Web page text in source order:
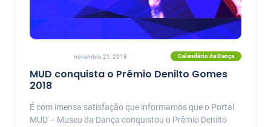
novembro 21, 2018 Calendário da Dança
MUD conquista o Prêmio Denilto Gomes
2018
É com imensa satisfação que informamos que o Portal
MUD – Museu da Dança conquistou o Prêmio Denilto